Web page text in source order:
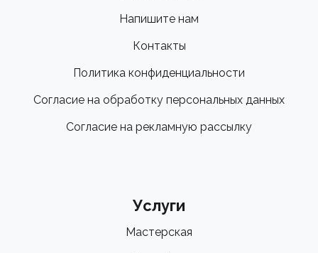
Напишите нам
Контакты
Политика конфиденциальности
Согласие на обработку персональных данных
Согласие на рекламную рассылку
Услуги
Мастерская